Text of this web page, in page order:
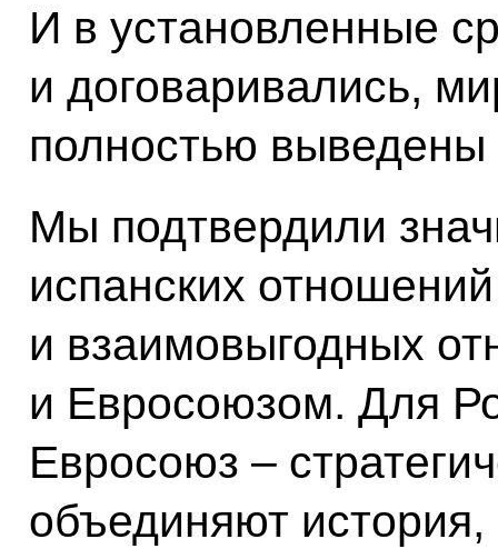
И в установленные
и договаривались,
полностью выведены
Мы подтвердили
испанских
и взаимовыгодных
и Евросоюзом. Для
Евросоюз –
объединяют